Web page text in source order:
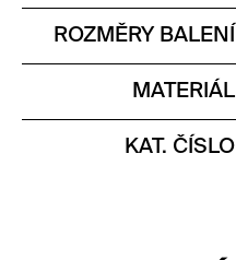
ROZMĚRY BALENÍ
MATERIÁL
KAT. ČÍSLO